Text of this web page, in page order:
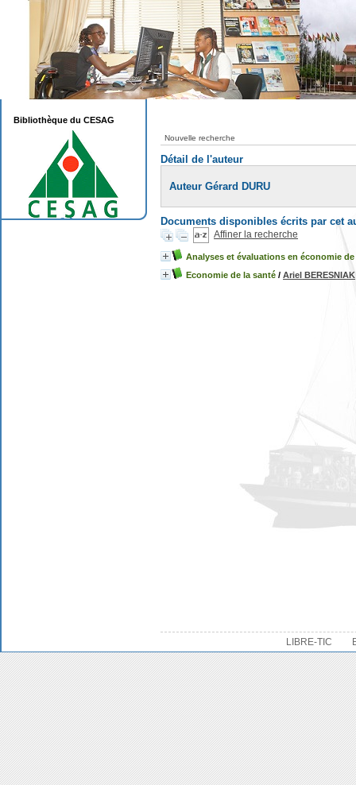
Nouvelle recherche
Détail de l'auteur
Auteur Gérard DURU
Documents disponibles écrits par cet
Affiner la recherche
Analyses et évaluations en économie
Economie de la santé / Ariel BERESNIAK
LIBRE-TIC
Bibliothèque du CESAG